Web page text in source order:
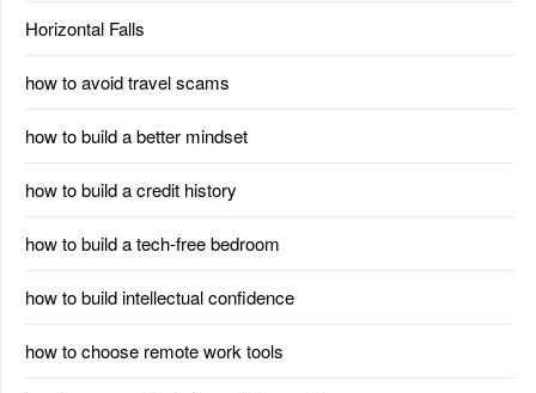
Horizontal Falls
how to avoid travel scams
how to build a better mindset
how to build a credit history
how to build a tech-free bedroom
how to build intellectual confidence
how to choose remote work tools